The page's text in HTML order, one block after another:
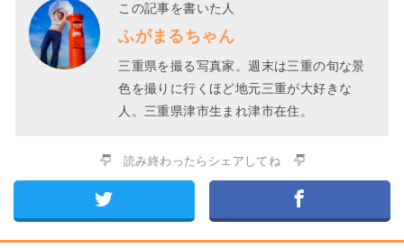
この記事を書いた人
ふがまるちゃん
三重県を撮る写真家。週末は三重の旬な景
色を撮りに行くほど地元三重が大好きな
人。三重県津市生まれ津市在住。
読み終わったらシェアしてね